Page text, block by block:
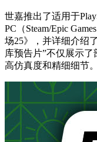
世嘉推出了适用于
PC（Steam/Epic
场25》，并详细介绍
库预告片”不仅展示
高仿真度和精细细节。